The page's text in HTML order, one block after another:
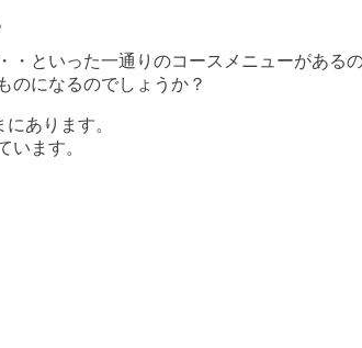
・といった一通りのコースメニューがある
のになるのでしょうか？
あります。
います。